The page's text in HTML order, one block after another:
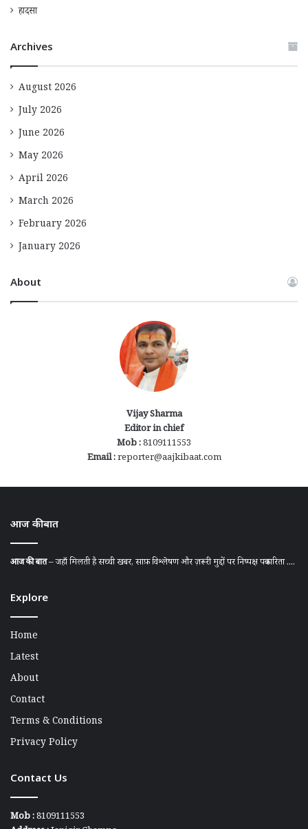
हादसा
Archives
August 2026
July 2026
June 2026
May 2026
April 2026
March 2026
February 2026
January 2026
About
Vijay Sharma
Editor in chief
Mob :8109111553
Email :reporter@aajkibaat.com
आज की बात
आज की बात– जहाँ मिलती है सच्ची खबर, साफ़ विश्लेषण और ज़रूरी मुद्दों पर निष्पक्ष पत्रकारिता ....
Explore
Home
Latest
About
Contact
Terms & Conditions
Privacy Policy
Contact Us
Mob :8109111553